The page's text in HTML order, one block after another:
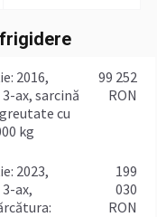
ax, sarcină
cu
kg
99 252
RON
ax,
199
030
RON